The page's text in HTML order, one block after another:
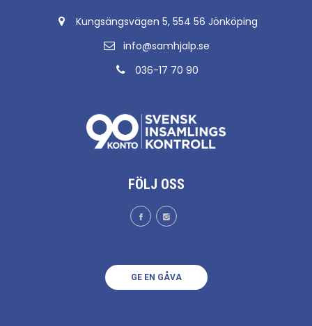
Kungsängsvägen 5, 554 56 Jönköping
info@samhjalp.se
036-17 70 90
FÖLJ OSS
GE EN GÅVA